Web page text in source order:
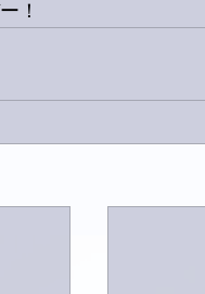
！